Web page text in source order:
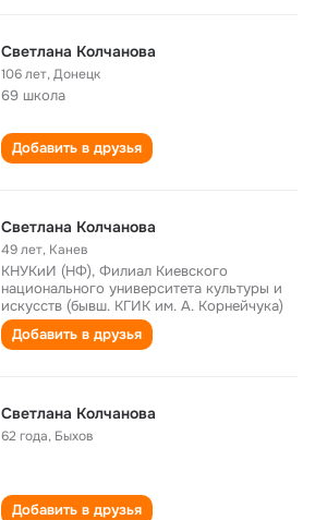
Светлана Колчанова
106 лет,Донецк
69 школа
Добавить в друзья
Светлана Колчанова
49 лет, Канев
КНУКиИ (НФ), Филиал Киевского
национального университета культуры и
искусств (бывш. КГИК им. А. Корнейчука)
Добавить в друзья
Светлана Колчанова
62 года, Быхов
Добавить в друзья